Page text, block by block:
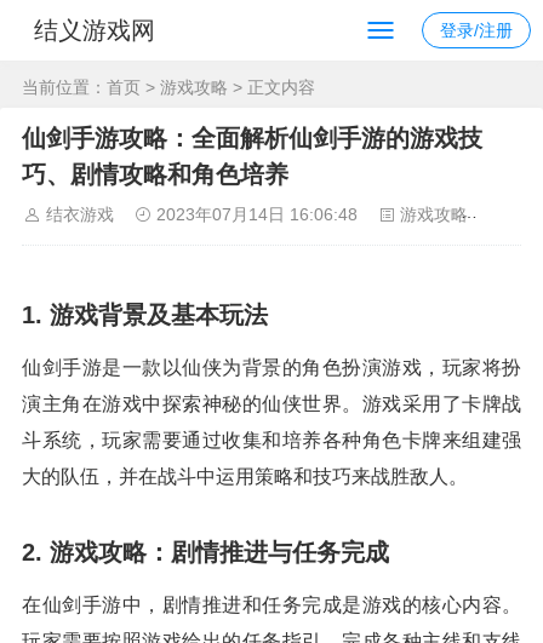
结义游戏网 登录/注册
当前位置： 首页 > 游戏攻略 > 正文内容
仙剑手游攻略：全面解析仙剑手游的游戏技
巧、剧情攻略和角色培养
结衣游戏 2023年07月14日 16:06:48 游戏攻略
1. 游戏背景及基本玩法
仙剑手游是一款以仙侠为背景的角色扮演游戏，玩家将扮
演主角在游戏中探索神秘的仙侠世界。游戏采用了卡牌战
斗系统，玩家需要通过收集和培养各种角色卡牌来组建强
大的队伍，并在战斗中运用策略和技巧来战胜敌人。
2. 游戏攻略：剧情推进与任务完成
在仙剑手游中，剧情推进和任务完成是游戏的核心内容。